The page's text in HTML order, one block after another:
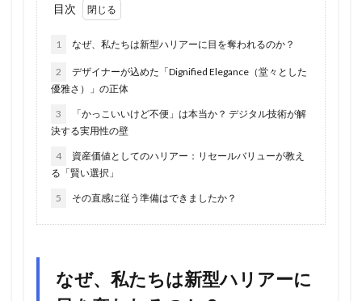
目次
1 なぜ、私たちは新型ハリアーに目を奪われるのか？
2
デザイナーが込めた「Dignified Elegance（堂々とした
優雅さ）」の正体
3
「かっこいいけど不便」は本当か？ デジタル技術が解
決する実用性の壁
4
資産価値としてのハリアー：リセールバリューが教え
る「賢い選択」
5 その直感に従う準備はできましたか？
なぜ、私たちは新型ハリアーに